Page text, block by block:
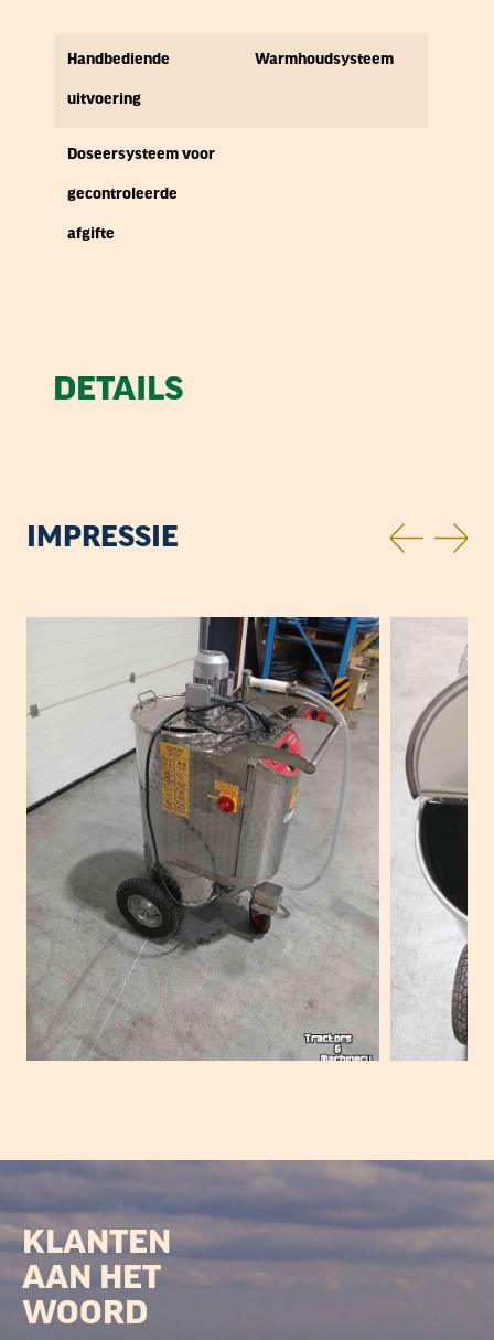
Handbediende
uitvoering
Warmhoudsysteem
Doseersysteem voor
gecontroleerde
afgifte
DETAILS
IMPRESSIE
KLANTEN
AAN HET
WOORD